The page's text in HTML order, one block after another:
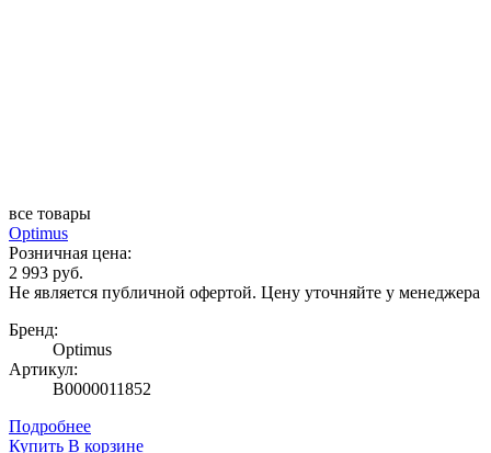
все товары
Optimus
Розничная цена:
2 993 руб.
Не является публичной офертой. Цену уточняйте у менеджера
Бренд:
Optimus
Артикул:
В0000011852
Подробнее
Купить В корзине